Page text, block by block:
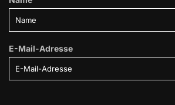
E-Mail-Adresse